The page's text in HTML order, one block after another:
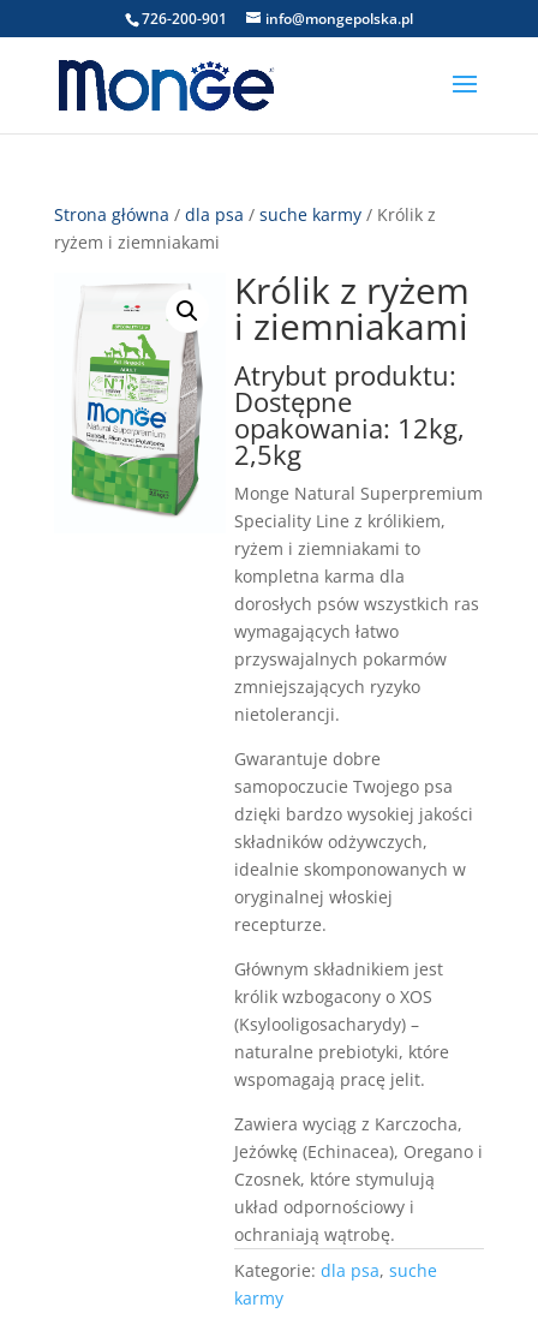
726-200-901 info@mongepolska.pl
Strona główna / dla psa / suche karmy/ Królik z
ryżem i ziemniakami
Królik z ryżem
i ziemniakami
Atrybut produktu:
Dostępne
opakowania: 12kg,
2,5kg
Monge Natural Superpremium
Speciality Line z królikiem,
ryżem i ziemniakami to
kompletna karma dla
dorosłych psów wszystkich ras
wymagających łatwo
przyswajalnych pokarmów
zmniejszających ryzyko
nietolerancji.
Gwarantuje dobre
samopoczucie Twojego psa
dzięki bardzo wysokiej jakości
składników odżywczych,
idealnie skomponowanych w
oryginalnej włoskiej
recepturze.
Głównym składnikiem jest
królik wzbogacony o XOS
(Ksylooligosacharydy) –
naturalne prebiotyki, które
wspomagają pracę jelit.
Zawiera wyciąg z Karczocha,
Jeżówkę (Echinacea), Oregano i
Czosnek, które stymulują
układ odpornościowy i
ochraniają wątrobę.
Kategorie:dla psa,suche
karmy